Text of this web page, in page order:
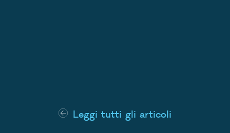
Leggi tutti gli articoli